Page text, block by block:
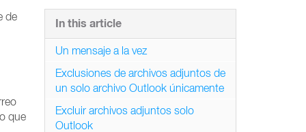
de
que
In this article
Un mensaje a la vez
Exclusiones de archivos adjuntos de
un solo archivo Outlook únicamente
Excluir archivos adjuntos solo
Outlook